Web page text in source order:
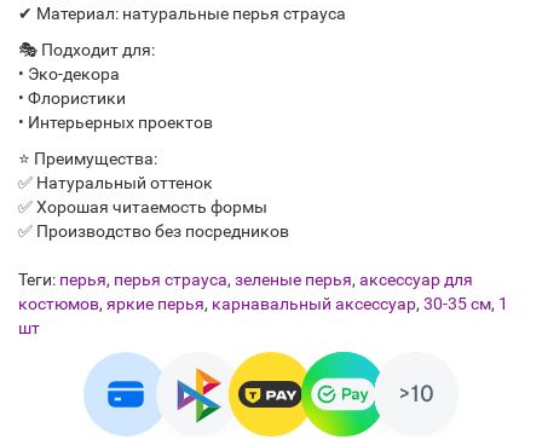
✔ Материал: натуральные перья страуса
🎭 Подходит для:
• Эко-декора
• Флористики
• Интерьерных проектов
⭐ Преимущества:
✅ Натуральный оттенок
✅ Хорошая читаемость формы
✅ Производство без посредников
Теги: перья, перья страуса, зеленые перья, аксессуар для
костюмов, яркие перья, карнавальный аксессуар, 30-35 см, 1
шт